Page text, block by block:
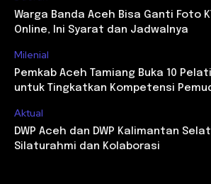
Warga Banda Aceh Bisa Ganti Foto
Online, Ini Syarat dan Jadwalnya
Milenial
Pemkab Aceh Tamiang Buka 10
untuk Tingkatkan Kompetensi
Aktual
DWP Aceh dan DWP Kalimantan
Silaturahmi dan Kolaborasi